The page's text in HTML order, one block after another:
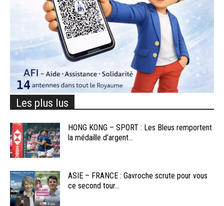
Les plus lus
HONG KONG – SPORT : Les Bleus remportent
la médaille d’argent...
ASIE – FRANCE : Gavroche scrute pour vous
ce second tour...